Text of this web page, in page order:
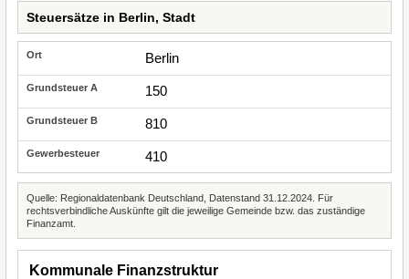
Steuersätze in Berlin, Stadt
Berlin
150
810
410
Quelle: Regionaldatenbank Deutschland, Datenstand 31.12.2024. Für
rechtsverbindliche Auskünfte gilt die jeweilige Gemeinde bzw. das zuständige
Finanzamt.
Kommunale Finanzstruktur